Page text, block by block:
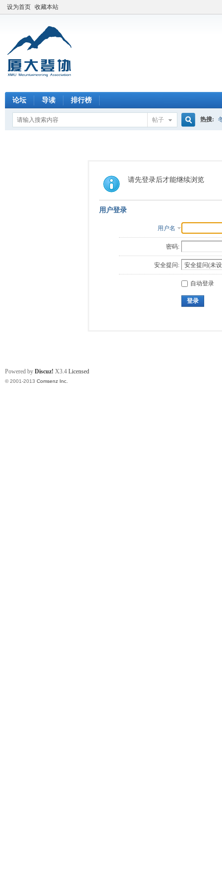
设为首页 收藏本站
论坛 导读 排行榜
帖子
索
热搜:
请先登录后才能继续浏览
用户登录
用户名
密码:
安全提问:
自动登录
登录
Powered by Discuz! X3.4 Licensed
© 2001-2013 Comsenz Inc.